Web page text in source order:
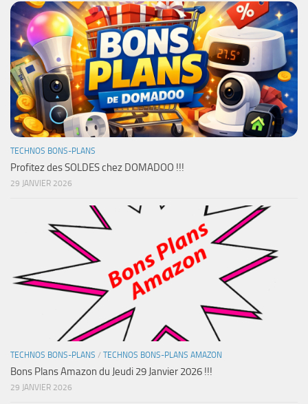
TECHNOS BONS-PLANS
Profitez des SOLDES chez DOMADOO !!!
29 JANVIER 2026
TECHNOS BONS-PLANS / TECHNOS BONS-PLANS AMAZON
Bons Plans Amazon du Jeudi 29 Janvier 2026 !!!
29 JANVIER 2026